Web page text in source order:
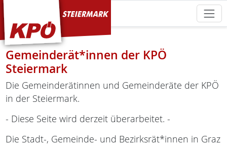
KPÖ Steiermark
Gemeinderät*innen der KPÖ
Steiermark
Die Gemeinderätinnen und Gemeinderäte der KPÖ
in der Steiermark.
- Diese Seite wird derzeit überarbeitet. -
Die Stadt-, Gemeinde- und Bezirksrät*innen in Graz